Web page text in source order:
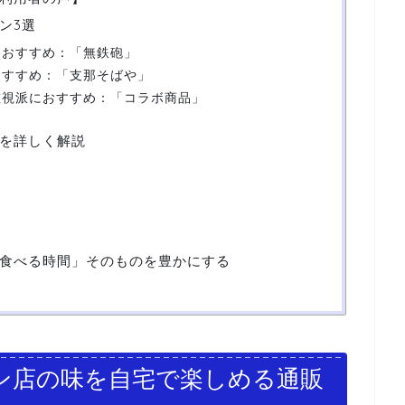
3選
すすめ：「無鉄砲」
すめ：「支那そばや」
派におすすめ：「コラボ商品」
詳しく解説
べる時間」そのものを豊かにする
店の味を自宅で楽しめる通販